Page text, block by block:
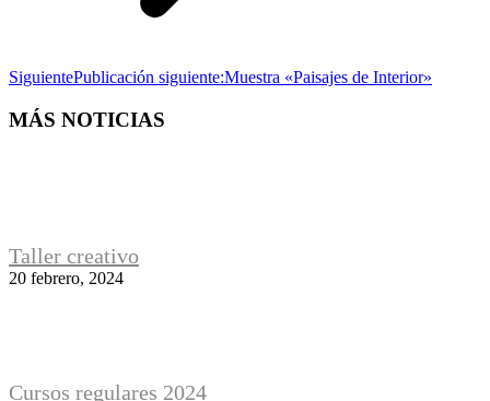
SiguientePublicación siguiente:Muestra «Paisajes de Interior»
MÁS NOTICIAS
Taller creativo
20 febrero, 2024
Cursos regulares 2024